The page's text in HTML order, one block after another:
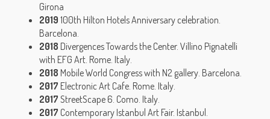
Girona
2019 100th Hilton Hotels Anniversary celebration.
Barcelona.
2018 Divergences Towards the Center. Villino Pignatelli
with EFG Art. Rome. Italy.
2018 Mobile World Congress with N2 gallery. Barcelona.
2017 Electronic Art Cafe. Rome. Italy.
2017 StreetScape 6. Como. Italy.
2017 Contemporary Istanbul Art Fair. Istanbul.